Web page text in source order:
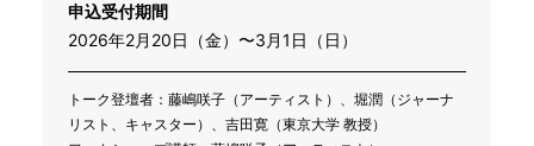
申込受付期間
2026年2月20日（金）〜3月1日（日）
トーク登壇者：藤嶋咲子（アーティスト）、堀潤（ジャーナ
リスト、キャスター）、吉田寛（東京大学 教授）